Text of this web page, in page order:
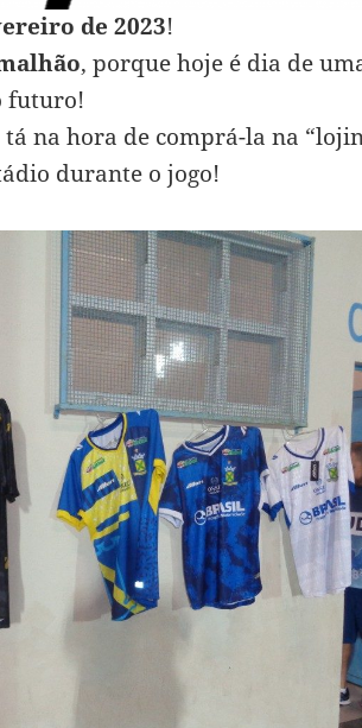
de 2023!
, porque hoje é dia de
futuro!
tá na hora de comprá-la na
durante o jogo!